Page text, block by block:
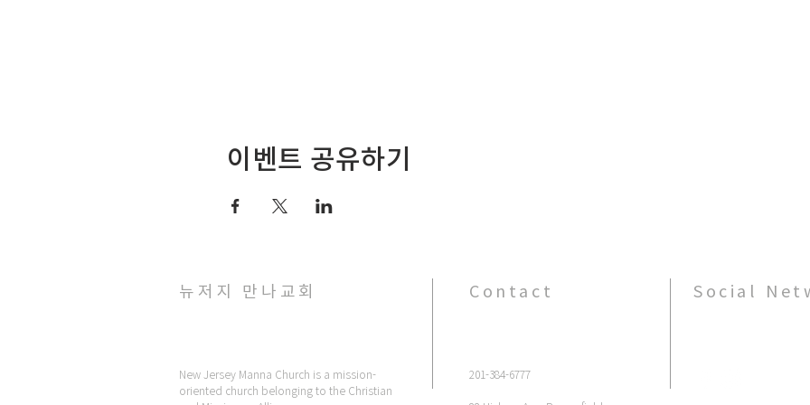
이벤트 공유하기
뉴저지 만나교회
New Jersey Manna Church is a mission-
oriented church belonging to the Christian
Contact
201-384-6777
Social